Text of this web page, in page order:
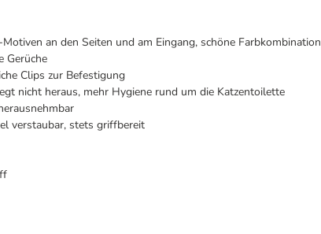
an den Seiten und am Eingang, schöne Farbkombination
Gerüche
Clips zur Befestigung
nicht heraus, mehr Hygiene rund um die Katzentoilette
verstaubar, stets griffbereit